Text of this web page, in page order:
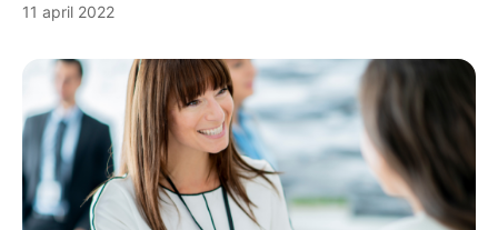
11 april 2022